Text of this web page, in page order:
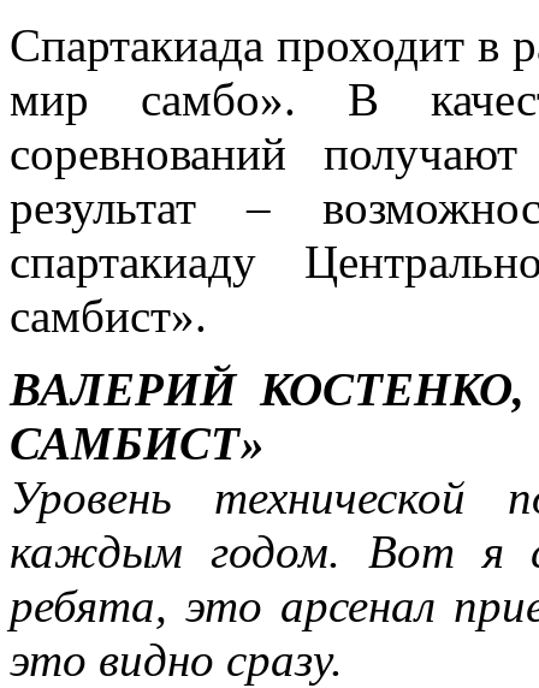
Спартакиада проходит в
мир самбо». В
соревнований
результат –
спартакиаду
самбист».
ВАЛЕРИЙ
САМБИСТ»
Уровень технической
каждым годом. Вот я
ребята, это арсенал
это видно сразу.